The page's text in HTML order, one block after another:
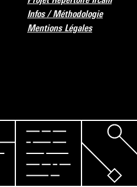
Infos / Méthodologie
Mentions Légales